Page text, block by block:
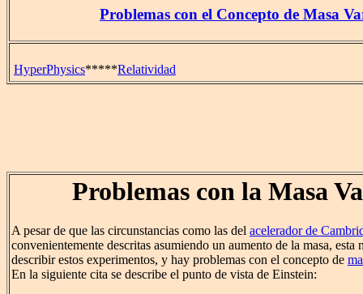
Problemas con el Concepto de Masa
HyperPhysics*****Relatividad
Problemas con la Masa
A pesar de que las circunstancias como las del acelerador de
convenientemente descritas asumiendo un aumento de la masa, esta
describir estos experimentos, y hay problemas con el concepto de
En la siguiente cita se describe el punto de vista de Einstein: